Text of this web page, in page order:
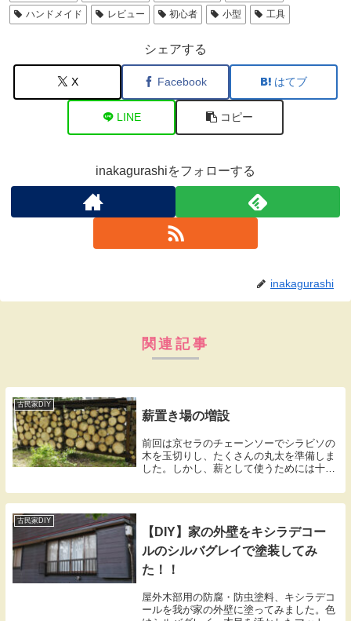
ハンドメイド レビュー 初心者 小型 工具
シェアする
X Facebook はてブ
LINE コピー
inakagurashiをフォローする
inakagurashi
関連記事
古民家DIY
薪置き場の増設
前回は京セラのチェーンソーでシラビソの
木を玉切りし、たくさんの丸太を準備しま
した。しかし、薪として使うためには十分
太を保管・乾燥させるための薪置き場を作
っていきたいと思います。前回のブログ
古民家DIY
【DIY】家の外壁をキシラデコー
ルのシルバグレイで塗装してみ
た！！
屋外木部用の防腐・防虫塗料、キシラデコ
ールを我が家の外壁に塗ってみました。色